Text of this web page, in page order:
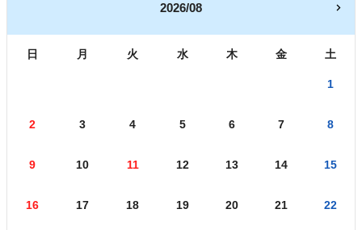
2026/08
日 月 火 水 木 金 土
1
2 3 4 5 6 7 8
9 10 11 12 13 14 15
16 17 18 19 20 21 22